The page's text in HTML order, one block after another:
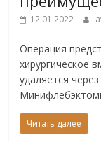
12.01.2022
Операция
хирургическое
удаляется
Читать далее